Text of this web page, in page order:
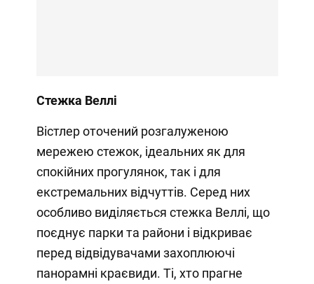
Стежка Веллі
Вістлер оточений розгалуженою
мережею стежок, ідеальних як для
спокійних прогулянок, так і для
екстремальних відчуттів. Серед них
особливо виділяється стежка Веллі, що
поєднує парки та райони і відкриває
перед відвідувачами захоплюючі
панорамні краєвиди. Ті, хто прагне